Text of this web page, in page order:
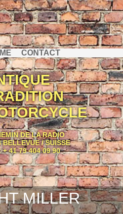
CONTACT
DE LA RADIO
BELLEVUE / SUISSE
+ 41 79 404 09 90
MILLER